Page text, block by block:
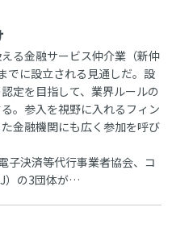
る金融サービス仲介業（新仲
でに設立される見通しだ。設
定を目指して、業界ルールの
。参入を視野に入れるフィン
金融機関にも広く参加を呼び
決済等代行事業者協会、コ
）の3団体が…